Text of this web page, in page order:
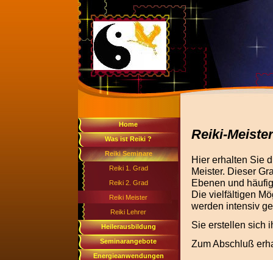
Home
Was ist Reiki ?
Reiki Seminare
Reiki 1. Grad
Reiki 2. Grad
Reiki Meister
Reiki Lehrer
Heilerausbildung
Seminarangebote
Energieanwendungen
Reiki-
Hier erhalten Sie
Meister. Dieser
Ebenen und
Die vielfältigen
werden intensiv
Sie erstellen sich
Zum Abschluß